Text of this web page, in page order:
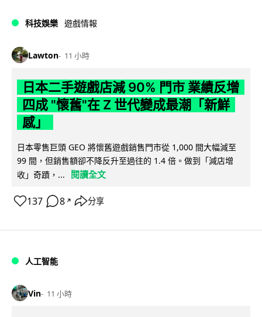
科技娛樂 遊戲情報
Lawton 11 小時
日本二手遊戲店減 90% 門市 業績反增
四成 "懷舊"在 Z 世代變成最潮「新鮮
感」
日本零售巨頭 GEO 將懷舊遊戲銷售門市從 1,000 間大幅減至
99 間，但銷售額卻不降反升至過往的 1.4 倍。做到「減店增
收」奇蹟，...
閱讀全文
137 8 ↗ 分享
人工智能
Vin 11 小時